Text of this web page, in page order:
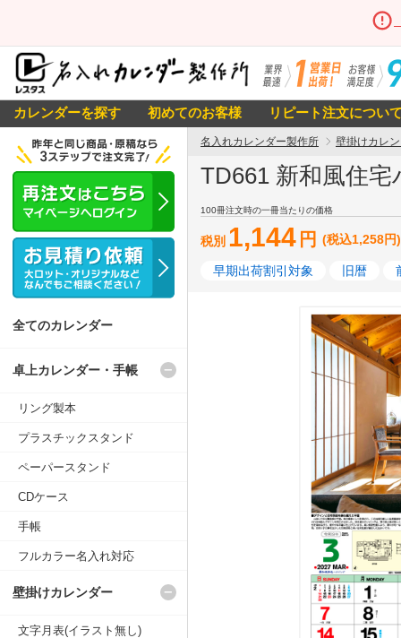
カレンダーを探す 初めてのお客様 リピート注文につい
名入れカレンダー製作所 壁掛けカレ
TD661 新和風住
100冊注文時の一冊当たりの価格
税別 1,144 円 (税込1,258円)
早期出荷割引対象 旧暦
全てのカレンダー
卓上カレンダー・手帳
リング製本
プラスチックスタンド
ペーパースタンド
CDケース
手帳
フルカラー名入れ対応
壁掛けカレンダー
文字月表(イラスト無し)